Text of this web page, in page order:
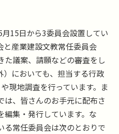
15日から3委員会設置してい
と産業建設文教常任委員会
た議案、請願などの審査をし
）においても、担当する行政
現地調査を行っています。ま
は、皆さんのお手元に配布さ
編集・発行しています。な
る常任委員会は次のとおりで